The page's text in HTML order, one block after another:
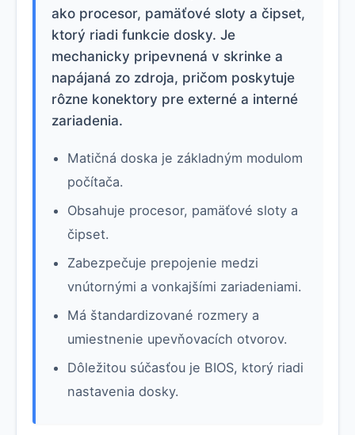
ako procesor, pamäťové sloty a čipset,
ktorý riadi funkcie dosky. Je
mechanicky pripevnená v skrinke a
napájaná zo zdroja, pričom poskytuje
rôzne konektory pre externé a interné
zariadenia.
Matičná doska je základným modulom
počítača.
Obsahuje procesor, pamäťové sloty a
čipset.
Zabezpečuje prepojenie medzi
vnútornými a vonkajšími zariadeniami.
Má štandardizované rozmery a
umiestnenie upevňovacích otvorov.
Dôležitou súčasťou je BIOS, ktorý riadi
nastavenia dosky.